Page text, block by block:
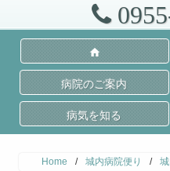
病院のご案内
病気を知る
Home / 城内病院便り /